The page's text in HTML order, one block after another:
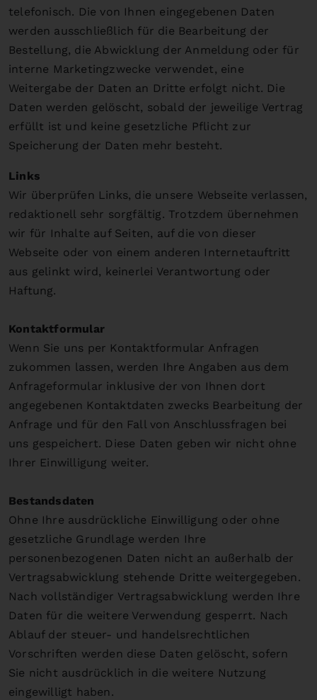
telefonisch. Die von Ihnen eingegebenen Daten
werden ausschließlich für die Bearbeitung der
Bestellung, die Abwicklung der Anmeldung oder für
interne Marketingzwecke verwendet, eine
Weitergabe der Daten an Dritte erfolgt nicht. Die
Daten werden gelöscht, sobald der jeweilige Vertrag
erfüllt ist und keine gesetzliche Pflicht zur
Speicherung der Daten mehr besteht.
Links
Wir überprüfen Links, die unsere Webseite verlassen,
redaktionell sehr sorgfältig. Trotzdem übernehmen
wir für Inhalte auf Seiten, auf die von dieser
Webseite oder von einem anderen Internetauftritt
aus gelinkt wird, keinerlei Verantwortung oder
Haftung.
Kontaktformular
Wenn Sie uns per Kontaktformular Anfragen
zukommen lassen, werden Ihre Angaben aus dem
Anfrageformular inklusive der von Ihnen dort
angegebenen Kontaktdaten zwecks Bearbeitung der
Anfrage und für den Fall von Anschlussfragen bei
uns gespeichert. Diese Daten geben wir nicht ohne
Ihrer Einwilligung weiter.
Bestandsdaten
Ohne Ihre ausdrückliche Einwilligung oder ohne
gesetzliche Grundlage werden Ihre
personenbezogenen Daten nicht an außerhalb der
Vertragsabwicklung stehende Dritte weitergegeben.
Nach vollständiger Vertragsabwicklung werden Ihre
Daten für die weitere Verwendung gesperrt. Nach
Ablauf der steuer- und handelsrechtlichen
Vorschriften werden diese Daten gelöscht, sofern
Sie nicht ausdrücklich in die weitere Nutzung
eingewilligt haben.